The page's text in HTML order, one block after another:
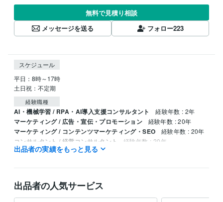
無料で見積り相談
メッセージを送る
フォロー223
スケジュール
平日：8時～17時
土日祝：不定期
経験職種
AI・機械学習 / RPA・AI導入支援コンサルタント 経験年数 : 2年
マーケティング / 広告・宣伝・プロモーション 経験年数 : 20年
マーケティング / コンテンツマーケティング・SEO 経験年数 : 20年
コンサルタント / 経営コンサルタント 経験年数 : 20年
経営・マネジメント / 経営者・CEO・COO
職歴
Office仕事人
受賞歴
出品者の実績をもっと見る
出品者の人気サービス